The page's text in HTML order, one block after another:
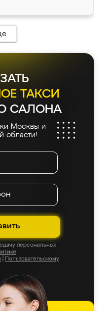
ТАКСИ
САЛОНА
Москвы и
области!
персональных
Пользовательскому